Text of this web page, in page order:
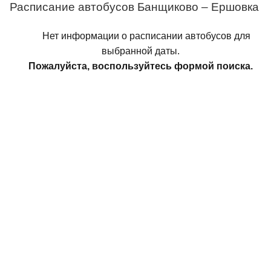
Расписание автобусов Банщиково – Ершовка
Нет информации о расписании автобусов для
выбранной даты.
Пожалуйста, воспользуйтесь формой поиска.